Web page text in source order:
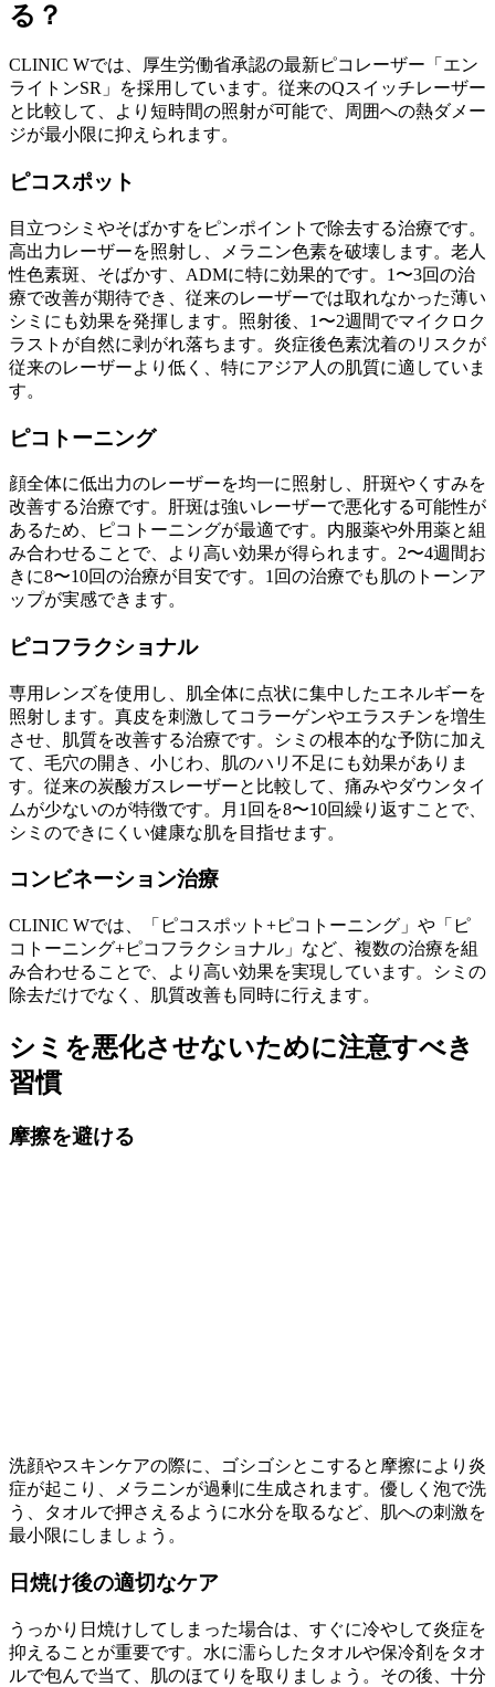
る？
CLINIC Wでは、厚生労働省承認の最新ピコレーザー「エン
ライトンSR」を採用しています。従来のQスイッチレーザー
と比較して、より短時間の照射が可能で、周囲への熱ダメー
ジが最小限に抑えられます。
ピコスポット
目立つシミやそばかすをピンポイントで除去する治療です。
高出力レーザーを照射し、メラニン色素を破壊します。老人
性色素斑、そばかす、ADMに特に効果的です。1〜3回の治
療で改善が期待でき、従来のレーザーでは取れなかった薄い
シミにも効果を発揮します。照射後、1〜2週間でマイクロク
ラストが自然に剥がれ落ちます。炎症後色素沈着のリスクが
従来のレーザーより低く、特にアジア人の肌質に適していま
す。
ピコトーニング
顔全体に低出力のレーザーを均一に照射し、肝斑やくすみを
改善する治療です。肝斑は強いレーザーで悪化する可能性が
あるため、ピコトーニングが最適です。内服薬や外用薬と組
み合わせることで、より高い効果が得られます。2〜4週間お
きに8〜10回の治療が目安です。1回の治療でも肌のトーンア
ップが実感できます。
ピコフラクショナル
専用レンズを使用し、肌全体に点状に集中したエネルギーを
照射します。真皮を刺激してコラーゲンやエラスチンを増生
させ、肌質を改善する治療です。シミの根本的な予防に加え
て、毛穴の開き、小じわ、肌のハリ不足にも効果がありま
す。従来の炭酸ガスレーザーと比較して、痛みやダウンタイ
ムが少ないのが特徴です。月1回を8〜10回繰り返すことで、
シミのできにくい健康な肌を目指せます。
コンビネーション治療
CLINIC Wでは、「ピコスポット+ピコトーニング」や「ピ
コトーニング+ピコフラクショナル」など、複数の治療を組
み合わせることで、より高い効果を実現しています。シミの
除去だけでなく、肌質改善も同時に行えます。
シミを悪化させないために注意すべき
習慣
摩擦を避ける
洗顔やスキンケアの際に、ゴシゴシとこすると摩擦により炎
症が起こり、メラニンが過剰に生成されます。優しく泡で洗
う、タオルで押さえるように水分を取るなど、肌への刺激を
最小限にしましょう。
日焼け後の適切なケア
うっかり日焼けしてしまった場合は、すぐに冷やして炎症を
抑えることが重要です。水に濡らしたタオルや保冷剤をタオ
ルで包んで当て、肌のほてりを取りましょう。その後、十分